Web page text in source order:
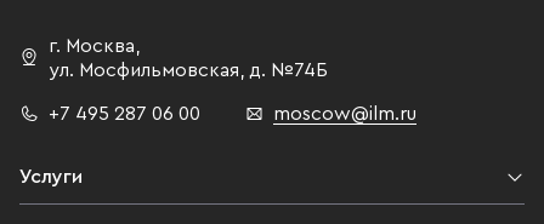
г. Москва
ул. Мосфильмовская,
д. №74Б
+7 495 287 06 00 moscow@ilm.ru
Услуги